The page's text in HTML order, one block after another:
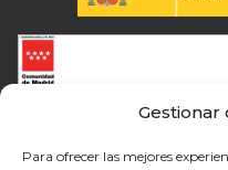
Gestionar
Para ofrecer las mejores